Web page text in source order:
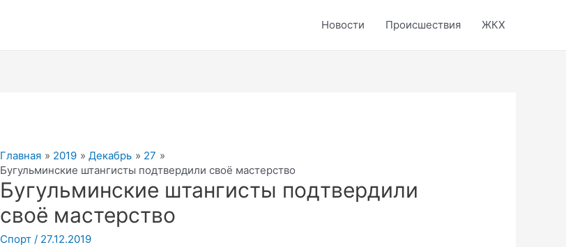
Новости Происшествия ЖКХ
Главная 2019 Декабрь
27
Бугульминские штангисты подтвердили своё мастерство
Бугульминские штангисты подтвердили
своё мастерство
Спорт / 27.12.2019